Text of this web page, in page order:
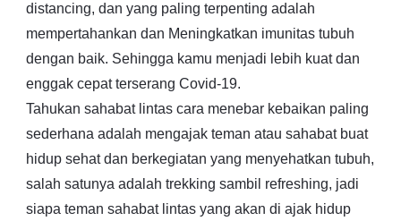
distancing, dan yang paling terpenting adalah
mempertahankan dan Meningkatkan imunitas tubuh
dengan baik. Sehingga kamu menjadi lebih kuat dan
enggak cepat terserang Covid-19.
Tahukan sahabat lintas cara menebar kebaikan paling
sederhana adalah mengajak teman atau sahabat buat
hidup sehat dan berkegiatan yang menyehatkan tubuh,
salah satunya adalah trekking sambil refreshing, jadi
siapa teman sahabat lintas yang akan di ajak hidup